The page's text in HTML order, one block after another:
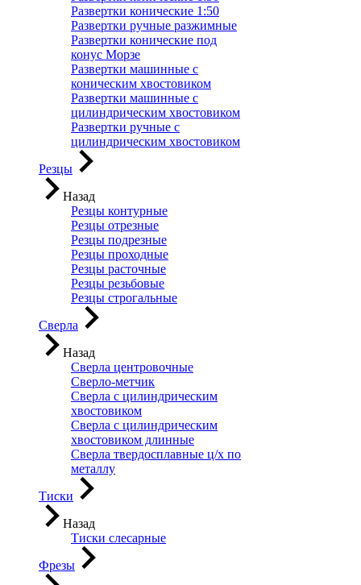
Развертки конические 1:50
Развертки ручные разжимные
Развертки конические под
конус Морзе
Развертки машинные с
коническим хвостовиком
Развертки машинные с
цилиндрическим хвостовиком
Развертки ручные с
цилиндрическим хвостовиком
Резцы
Назад
Резцы контурные
Резцы отрезные
Резцы подрезные
Резцы проходные
Резцы расточные
Резцы резьбовые
Резцы строгальные
Сверла
Назад
Сверла центровочные
Сверло-метчик
Сверла с цилиндрическим
хвостовиком
Сверла с цилиндрическим
хвостовиком длинные
Сверла твердосплавные ц/х по
металлу
Тиски
Назад
Тиски слесарные
Фрезы